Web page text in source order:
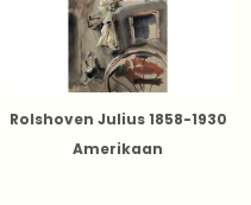
Rolshoven Julius 1858-1930
Amerikaan